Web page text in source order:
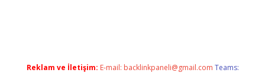
Reklam ve İletişim: E-mail: backlinkpaneli@gmail.com Teams: